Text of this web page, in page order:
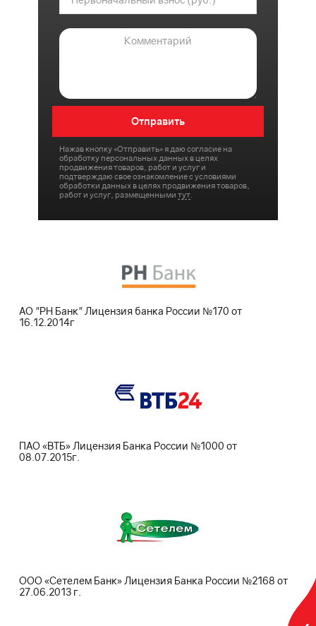
Отправить
Нажав кнопку «Отправить» я даю согласие на
обработку персональных данных в целях
продвижения товаров, работ и услуг и
подтверждаю свое ознакомление с условиями
обработки данных в целях продвижения товаров,
работ и услуг, размещенными тут
АО "РН Банк" Лицензия банка России №170 от
16.12.2014г
ПАО «ВТБ» Лицензия Банка России №1000 от
08.07.2015г.
ООО «Сетелем Банк» Лицензия Банка России №2168 от
27.06.2013 г.